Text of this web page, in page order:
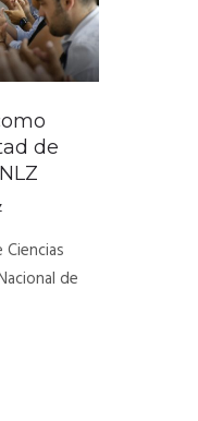
de
de